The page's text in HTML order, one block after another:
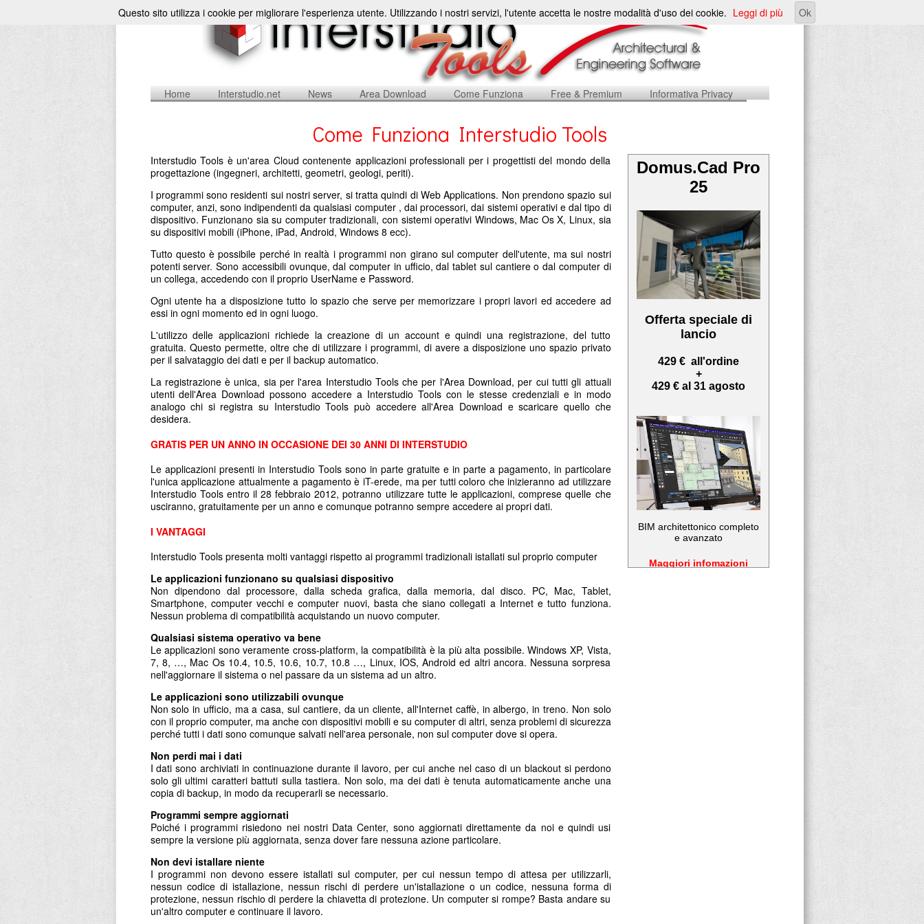
Home Interstudio.net News Area Download Come Funziona Free & Premium Informativa Privacy
Come Funziona Interstudio Tools
Interstudio Tools è un'area Cloud contenente applicazioni professionali per i progettisti del mondo della
progettazione (ingegneri, architetti, geometri, geologi, periti).
I programmi sono residenti sui nostri server, si tratta quindi di Web Applications. Non prendono spazio sui
computer, anzi, sono indipendenti da qualsiasi computer , dai processori, dai sistemi operativi e dal tipo di
dispositivo. Funzionano sia su computer tradizionali, con sistemi operativi Windows, Mac Os X, Linux, sia
su dispositivi mobili (iPhone, iPad, Android, Windows 8 ecc).
Tutto questo è possibile perché in realtà i programmi non girano sul computer dell'utente, ma sui nostri
potenti server. Sono accessibili ovunque, dal computer in ufficio, dal tablet sul cantiere o dal computer di
un collega, accedendo con il proprio UserName e Password.
Ogni utente ha a disposizione tutto lo spazio che serve per memorizzare i propri lavori ed accedere ad
essi in ogni momento ed in ogni luogo.
L'utilizzo delle applicazioni richiede la creazione di un account e quindi una registrazione, del tutto
gratuita. Questo permette, oltre che di utilizzare i programmi, di avere a disposizione uno spazio privato
per il salvataggio dei dati e per il backup automatico.
La registrazione è unica, sia per l'area Interstudio Tools che per l'Area Download, per cui tutti gli attuali
utenti dell'Area Download possono accedere a Interstudio Tools con le stesse credenziali e in modo
analogo chi si registra su Interstudio Tools può accedere all'Area Download e scaricare quello che
desidera.
GRATIS PER UN ANNO IN OCCASIONE DEI 30 ANNI DI INTERSTUDIO
Le applicazioni presenti in Interstudio Tools sono in parte gratuite e in parte a pagamento, in particolare
l'unica applicazione attualmente a pagamento è iT-erede, ma per tutti coloro che inizieranno ad utilizzare
Interstudio Tools entro il 28 febbraio 2012, potranno utilizzare tutte le applicazioni, comprese quelle che
usciranno, gratuitamente per un anno e comunque potranno sempre accedere ai propri dati.
I VANTAGGI
Interstudio Tools presenta molti vantaggi rispetto ai programmi tradizionali istallati sul proprio computer
Le applicazioni funzionano su qualsiasi dispositivo
Non dipendono dal processore, dalla scheda grafica, dalla memoria, dal disco. PC, Mac, Tablet,
Smartphone, computer vecchi e computer nuovi, basta che siano collegati a Internet e tutto funziona.
Nessun problema di compatibilità acquistando un nuovo computer.
Qualsiasi sistema operativo va bene
Le applicazioni sono veramente cross-platform, la compatibilità è la più alta possibile. Windows XP, Vista,
7, 8, …, Mac Os 10.4, 10.5, 10.6, 10.7, 10.8 …, Linux, IOS, Android ed altri ancora. Nessuna sorpresa
nell'aggiornare il sistema o nel passare da un sistema ad un altro.
Le applicazioni sono utilizzabili ovunque
Non solo in ufficio, ma a casa, sul cantiere, da un cliente, all'Internet caffè, in albergo, in treno. Non solo
con il proprio computer, ma anche con dispositivi mobili e su computer di altri, senza problemi di sicurezza
perché tutti i dati sono comunque salvati nell'area personale, non sul computer dove si opera.
Non perdi mai i dati
I dati sono archiviati in continuazione durante il lavoro, per cui anche nel caso di un blackout si perdono
solo gli ultimi caratteri battuti sulla tastiera. Non solo, ma dei dati è tenuta automaticamente anche una
copia di backup, in modo da recuperarli se necessario.
Programmi sempre aggiornati
Poiché i programmi risiedono nei nostri Data Center, sono aggiornati direttamente da noi e quindi usi
sempre la versione più aggiornata, senza dover fare nessuna azione particolare.
Non devi istallare niente
I programmi non devono essere istallati sul computer, per cui nessun tempo di attesa per utilizzarli,
nessun codice di istallazione, nessun rischi di perdere un'istallazione o un codice, nessuna forma di
protezione, nessun rischio di perdere la chiavetta di protezione. Un computer si rompe? Basta andare su
un'altro computer e continuare il lavoro.
Questo sito utilizza i cookie per migliorare l'esperienza utente. Utilizzando i nostri servizi, l'utente accetta le nostre modalità d'uso dei cookie. Leggi di più Ok